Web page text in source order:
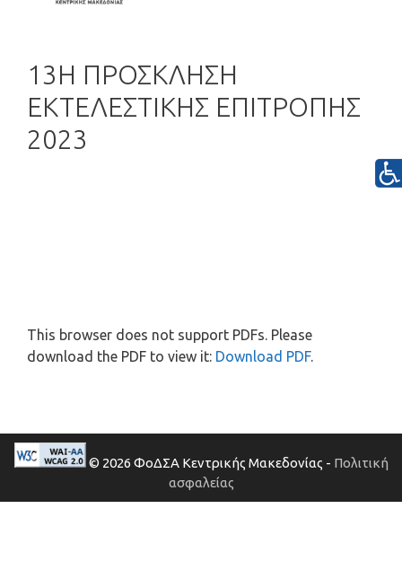
13Η ΠΡΟΣΚΛΗΣΗ
ΕΚΤΕΛΕΣΤΙΚΗΣ ΕΠΙΤΡΟΠΗΣ
2023
This browser does not support PDFs. Please
download the PDF to view it: Download PDF.
© 2026 ΦοΔΣΑ Κεντρικής Μακεδονίας - Πολιτική
ασφαλείας